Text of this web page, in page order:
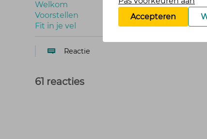
Welkom
Voorstellen
Fit in je vel
Reactie
61 reacties
Accepteren